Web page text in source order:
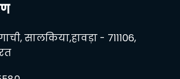
सालकिया,हावड़ा - 711106,